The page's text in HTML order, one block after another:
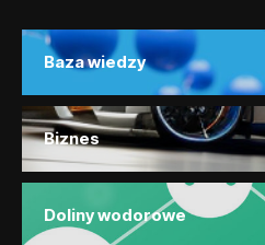
Baza wiedzy
Biznes
Doliny wodorowe